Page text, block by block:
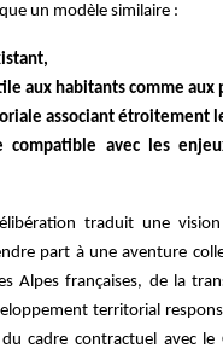
un modèle similaire :
aux habitants comme aux
associant étroitement
compatible avec les
traduit une
part à une aventure
Alpes françaises, de la
territorial
du cadre contractuel avec